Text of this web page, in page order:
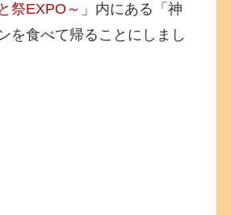
祭EXPO～ 」内にある「神
を食べて帰ることにしまし